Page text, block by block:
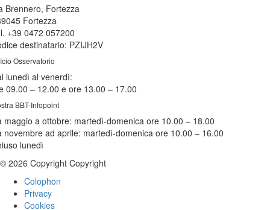
Brennero, Fortezza
Fortezza
+39 0472 057200
destinatario: PZIJH2V
Osservatorio
lunedì al venerdì:
09.00 – 12.00 e ore 13.00 – 17.00
BBT-Infopoint
maggio a ottobre: martedì-domenica ore 10.00 – 18.00
novembre ad aprile: martedì-domenica ore 10.00 – 16.00
lunedì
© 2026 Copyright Copyright
Colophon
Privacy
Cookies